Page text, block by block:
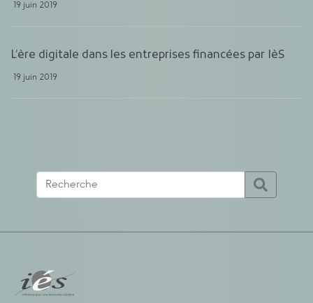
19 juin 2019
L’ère digitale dans les entreprises financées par IèS
19 juin 2019